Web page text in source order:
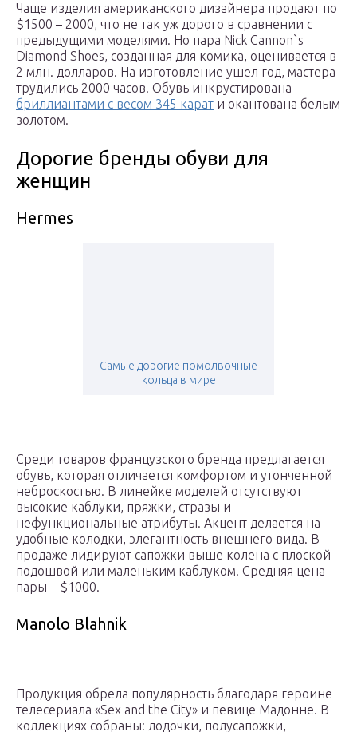
Чаще изделия американского дизайнера продают по
$1500 – 2000, что не так уж дорого в сравнении с
предыдущими моделями. Но пара Nick Cannon`s
Diamond Shoes, созданная для комика, оценивается в
2 млн. долларов. На изготовление ушел год, мастера
трудились 2000 часов. Обувь инкрустирована
бриллиантами с весом 345 карат и окантована белым
золотом.
Дорогие бренды обуви для
женщин
Hermes
Самые дорогие помолвочные
кольца в мире
Среди товаров французского бренда предлагается
обувь, которая отличается комфортом и утонченной
неброскостью. В линейке моделей отсутствуют
высокие каблуки, пряжки, стразы и
нефункциональные атрибуты. Акцент делается на
удобные колодки, элегантность внешнего вида. В
продаже лидируют сапожки выше колена с плоской
подошвой или маленьким каблуком. Средняя цена
пары – $1000.
Manolo Blahnik
Продукция обрела популярность благодаря героине
телесериала «Sex and the City» и певице Мадонне. В
коллекциях собраны: лодочки, полусапожки,